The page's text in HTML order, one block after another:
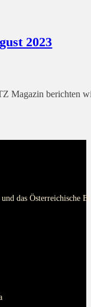
2023
Magazin berichten
das Österreichische